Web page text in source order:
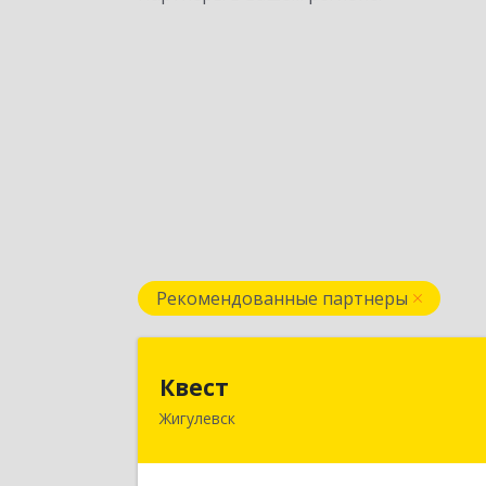
Рекомендованные партнеры
Квест
Жигулевск
445350, Самарская обл., Жигулевск,